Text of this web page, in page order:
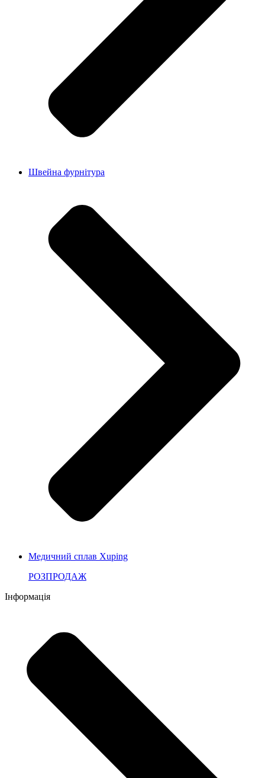
Швейна фурнітура
Медичний сплав Xuping
РОЗПРОДАЖ
Інформація